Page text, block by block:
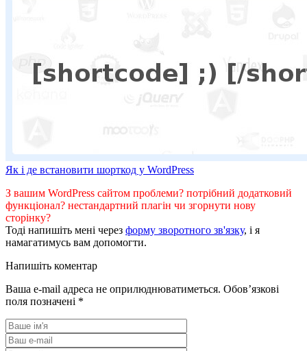
Як і де встановити шорткод у WordPress
З вашим WordPress сайтом проблеми? потрібний додатковий
функціонал? нестандартний плагін чи згорнути нову
сторінку?
Тоді напишіть мені через форму зворотного зв'язку, і я
намагатимусь вам допомогти.
Напишіть коментар
Ваша e-mail адреса не оприлюднюватиметься. Обов’язкові
поля позначені *